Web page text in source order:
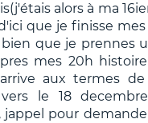
alors à ma
que je finisse
que je prennes
mes 20h
aux termes
le 18
jappel pour